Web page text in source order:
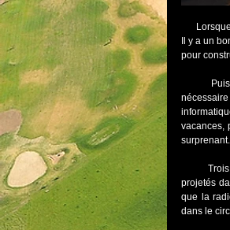
Il y a un
pour
vacances,
surprenant.
projetés
que la
dans le